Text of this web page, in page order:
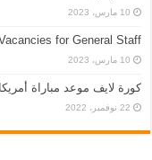
10 مارس، 2023
for General Staff
10 مارس، 2023
كورة لايف موعد مباراة أمريكا
22 نوفمبر، 2022